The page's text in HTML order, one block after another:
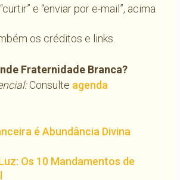
e “enviar por e-mail”, acima
os créditos e links.
Fraternidade Branca?
Consulte agenda
é Abundância Divina
Os 10 Mandamentos de